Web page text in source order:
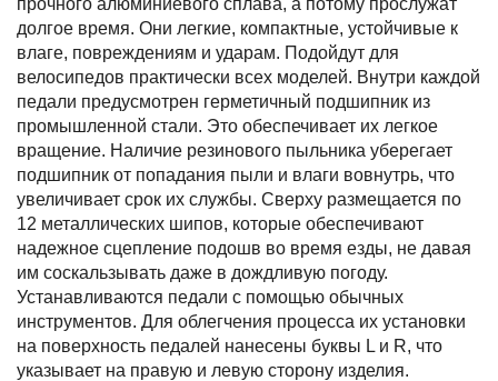
прочного алюминиевого сплава, а потому прослужат
долгое время. Они легкие, компактные, устойчивые к
влаге, повреждениям и ударам. Подойдут для
велосипедов практически всех моделей. Внутри каждой
педали предусмотрен герметичный подшипник из
промышленной стали. Это обеспечивает их легкое
вращение. Наличие резинового пыльника уберегает
подшипник от попадания пыли и влаги вовнутрь, что
увеличивает срок их службы. Сверху размещается по
12 металлических шипов, которые обеспечивают
надежное сцепление подошв во время езды, не давая
им соскальзывать даже в дождливую погоду.
Устанавливаются педали с помощью обычных
инструментов. Для облегчения процесса их установки
на поверхность педалей нанесены буквы L и R, что
указывает на правую и левую сторону изделия.